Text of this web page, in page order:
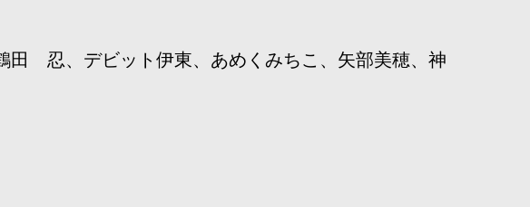
田 忍、デビット伊東、あめくみちこ、矢部美穂、神